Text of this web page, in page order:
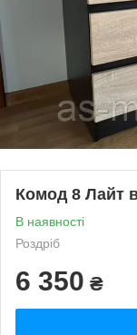
Комод 8 Лайт
В наявності
Роздріб
6 350 ₴